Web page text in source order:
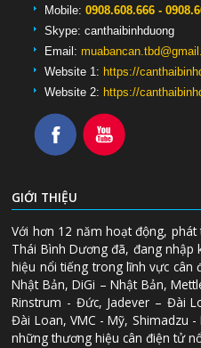
Mobile: 0908.608.666 -
Skype:canthaibinhduong
Email:
Website 1: https://
Website 2: https://
GIỚI THIỆU
Với hơn 12 năm hoạt động,
Thái Bình Dương đã, đang
hiệu nổi tiếng trong lĩnh vực cân
Nhật Bản, DiGi – Nhật Bản,
Rinstrum - Đức, Jadever – Đài
Đài Loan, VMC - Mỹ, Shimadzu
những thương hiệu cân điện tử